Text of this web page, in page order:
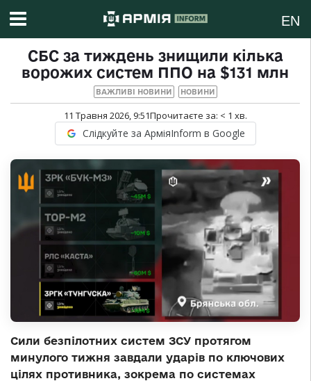
EN
СБС за тиждень знищили кілька
ворожих систем ППО на $131 млн
ВАЖЛИВІ НОВИНИ НОВИНИ
11 Травня 2026, 9:51Прочитаєте за: < 1 хв.
Слідкуйте за АрміяInform в Google
Сили безпілотних систем ЗСУ протягом
минулого тижня завдали ударів по ключових
цілях противника, зокрема по системах